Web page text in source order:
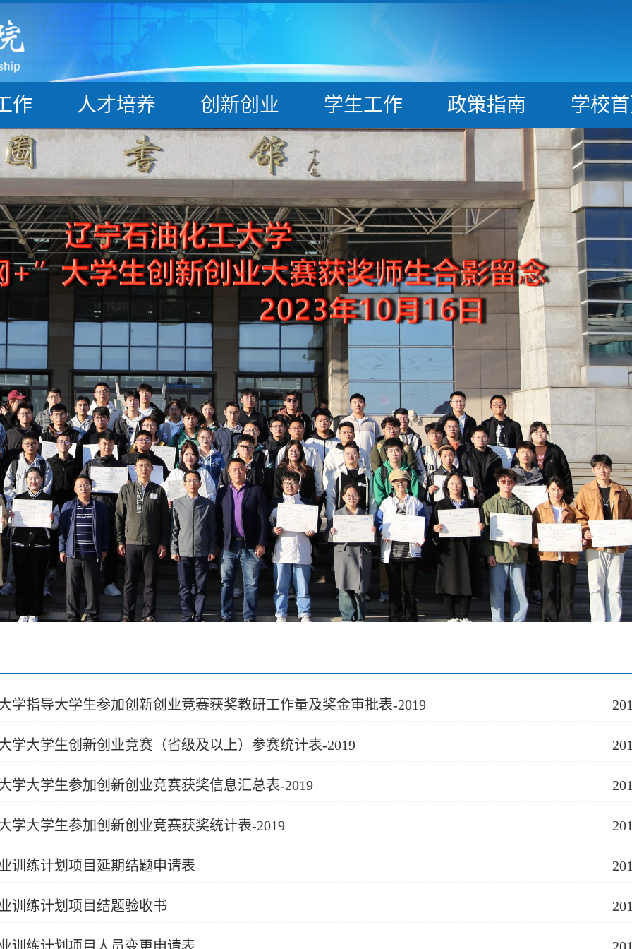
作 人才培养 创新创业 学生工作 政策指南 学校
学指导大学生参加创新创业竞赛获奖教研工作量及奖金审批表-2019
学大学生创新创业竞赛（省级及以上）参赛统计表-2019
学大学生参加创新创业竞赛获奖信息汇总表-2019
学大学生参加创新创业竞赛获奖统计表-2019
训练计划项目延期结题申请表
训练计划项目结题验收书